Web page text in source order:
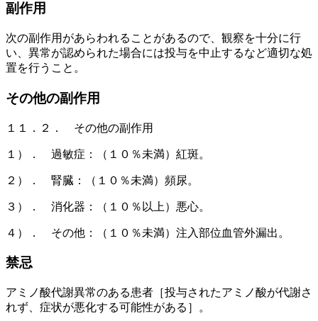
副作用
次の副作用があらわれることがあるので、観察を十分に行
い、異常が認められた場合には投与を中止するなど適切な処
置を行うこと。
その他の副作用
１１．２． その他の副作用
１）． 過敏症：（１０％未満）紅斑。
２）． 腎臓：（１０％未満）頻尿。
３）． 消化器：（１０％以上）悪心。
４）． その他：（１０％未満）注入部位血管外漏出。
禁忌
アミノ酸代謝異常のある患者［投与されたアミノ酸が代謝さ
れず、症状が悪化する可能性がある］。